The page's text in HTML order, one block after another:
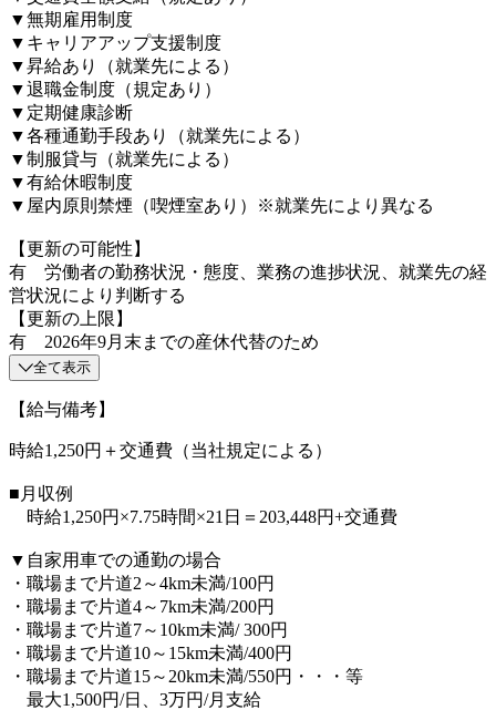
▼無期雇用制度
▼キャリアアップ支援制度
▼昇給あり（就業先による）
▼退職金制度（規定あり）
▼定期健康診断
▼各種通勤手段あり（就業先による）
▼制服貸与（就業先による）
▼有給休暇制度
▼屋内原則禁煙（喫煙室あり）※就業先により異なる
【更新の可能性】
有 労働者の勤務状況・態度、業務の進捗状況、就業先の経
営状況により判断する
【更新の上限】
有 2026年9月末までの産休代替のため
全て表示
【給与備考】
時給1,250円＋交通費（当社規定による）
■月収例
時給1,250円×7.75時間×21日＝203,448円+交通費
▼自家用車での通勤の場合
・職場まで片道2～4km未満/100円
・職場まで片道4～7km未満/200円
・職場まで片道7～10km未満/ 300円
・職場まで片道10～15km未満/400円
・職場まで片道15～20km未満/550円・・・等
最大1,500円/日、3万円/月支給